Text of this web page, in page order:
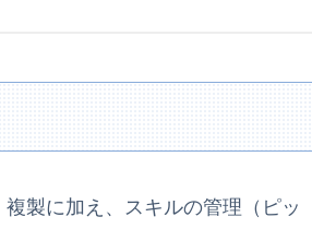
製に加え、スキルの管理（ピッ